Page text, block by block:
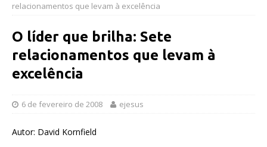
relacionamentos que levam à excelência
O líder que brilha: Sete
relacionamentos que levam à
excelência
6 de fevereiro de 2008 ejesus
Autor: David Kornfield